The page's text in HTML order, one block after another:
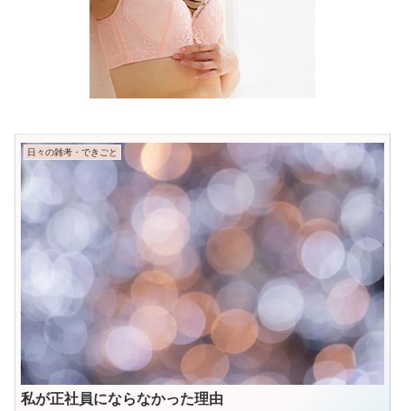
日々の雑考・できごと
私が正社員にならなかった理由